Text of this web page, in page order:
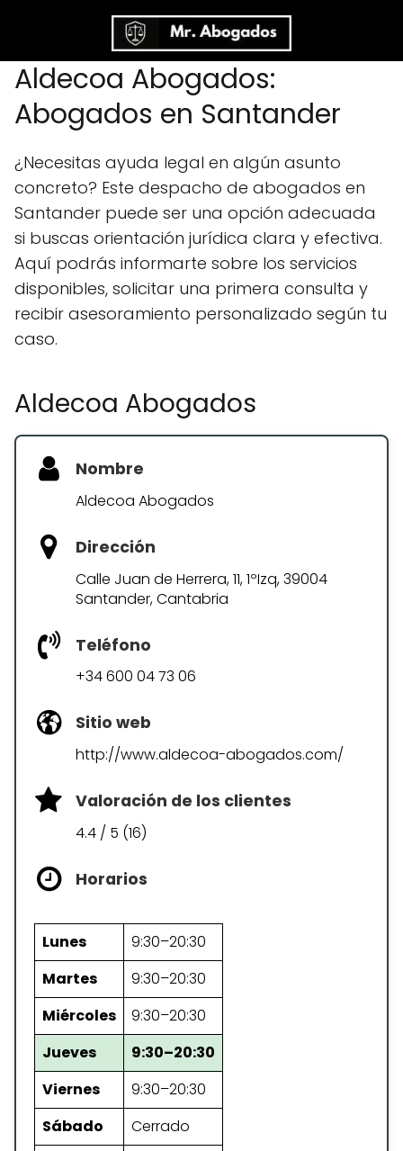
Aldecoa Abogados:
Abogados en Santander
¿Necesitas ayuda legal en algún asunto
concreto? Este despacho de abogados en
Santander puede ser una opción adecuada
si buscas orientación jurídica clara y efectiva.
Aquí podrás informarte sobre los servicios
disponibles, solicitar una primera consulta y
recibir asesoramiento personalizado según tu
caso.
Aldecoa Abogados
Nombre
Aldecoa Abogados
Dirección
Calle Juan de Herrera, 11, 1ºIzq, 39004
Santander, Cantabria
Teléfono
+34 600 04 73 06
Sitio web
http://www.aldecoa-abogados.com/
Valoración de los clientes
4.4 / 5 (16)
Horarios
Lunes
9:30–20:30
Martes
9:30–20:30
Miércoles
9:30–20:30
Jueves
9:30–20:30
Viernes
9:30–20:30
Sábado
Cerrado